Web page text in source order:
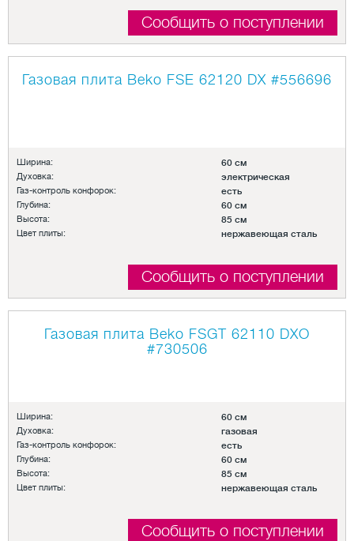
Сообщить о поступлении
Газовая плита Beko FSE 62120 DX #556696
Ширина: 60 см
Духовка: электрическая
Газ-контроль конфорок: есть
Глубина: 60 см
Высота: 85 см
Цвет плиты: нержавеющая сталь
Сообщить о поступлении
Газовая плита Beko FSGT 62110 DXO
#730506
Ширина: 60 см
Духовка: газовая
Газ-контроль конфорок: есть
Глубина: 60 см
Высота: 85 см
Цвет плиты: нержавеющая сталь
Сообщить о поступлении